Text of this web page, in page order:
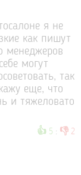
я не
как пишут
менеджеров
могут
так
еще, что
и тяжеловато
👍 5 : 👎 2